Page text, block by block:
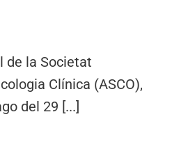
de la Societat
Clínica (ASCO),
del 29 [...]